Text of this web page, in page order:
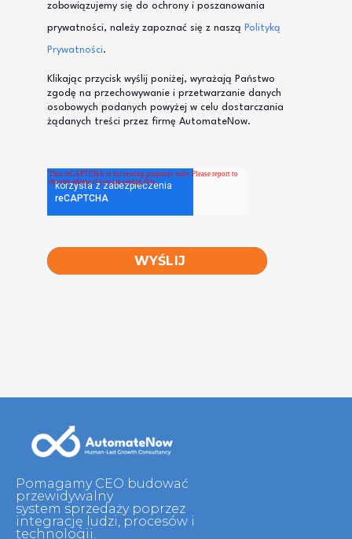
zobowiązujemy się do ochrony i poszanowania
prywatności, należy zapoznać się z naszą Polityką
Prywatności.
Klikając przycisk wyślij poniżej, wyrażają Państwo
zgodę na przechowywanie i przetwarzanie danych
osobowych podanych powyżej w celu dostarczania
żądanych treści przez firmę AutomateNow.
Pomagamy CEO budować
przewidywalny
system sprzedaży poprzez
integrację ludzi, procesów i
technologii.